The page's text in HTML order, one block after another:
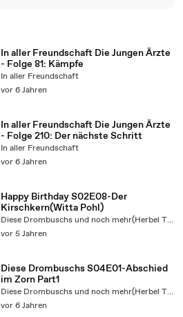
In aller Freundschaft Die Jungen Ärzte
- Folge 81: Kämpfe
In aller Freundschaft
vor 6 Jahren
In aller Freundschaft Die Jungen Ärzte
- Folge 210: Der nächste Schritt
In aller Freundschaft
vor 6 Jahren
Happy Birthday S02E08-Der
Kirschkern(Witta Pohl)
Diese Drombuschs und noch mehr(Herbel TV5)
vor 5 Jahren
Diese Drombuschs S04E01-Abschied
im Zorn Part1
Diese Drombuschs und noch mehr(Herbel TV5)
vor 6 Jahren